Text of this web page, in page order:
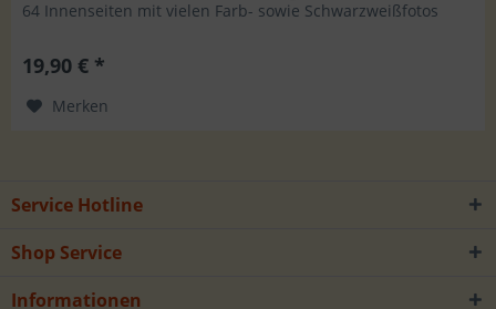
64 Innenseiten mit vielen Farb- sowie Schwarzweißfotos
19,90 € *
Merken
Service Hotline
Shop Service
Informationen